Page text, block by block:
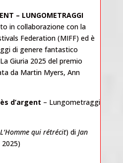
– LUNGOMETRAGGI
in collaborazione con la
Federation (MIFF) ed è
di genere fantastico
Giuria 2025 del premio
da Martin Myers, Ann
d’argent – Lungometraggi
L’Homme qui rétrécit) di Jan